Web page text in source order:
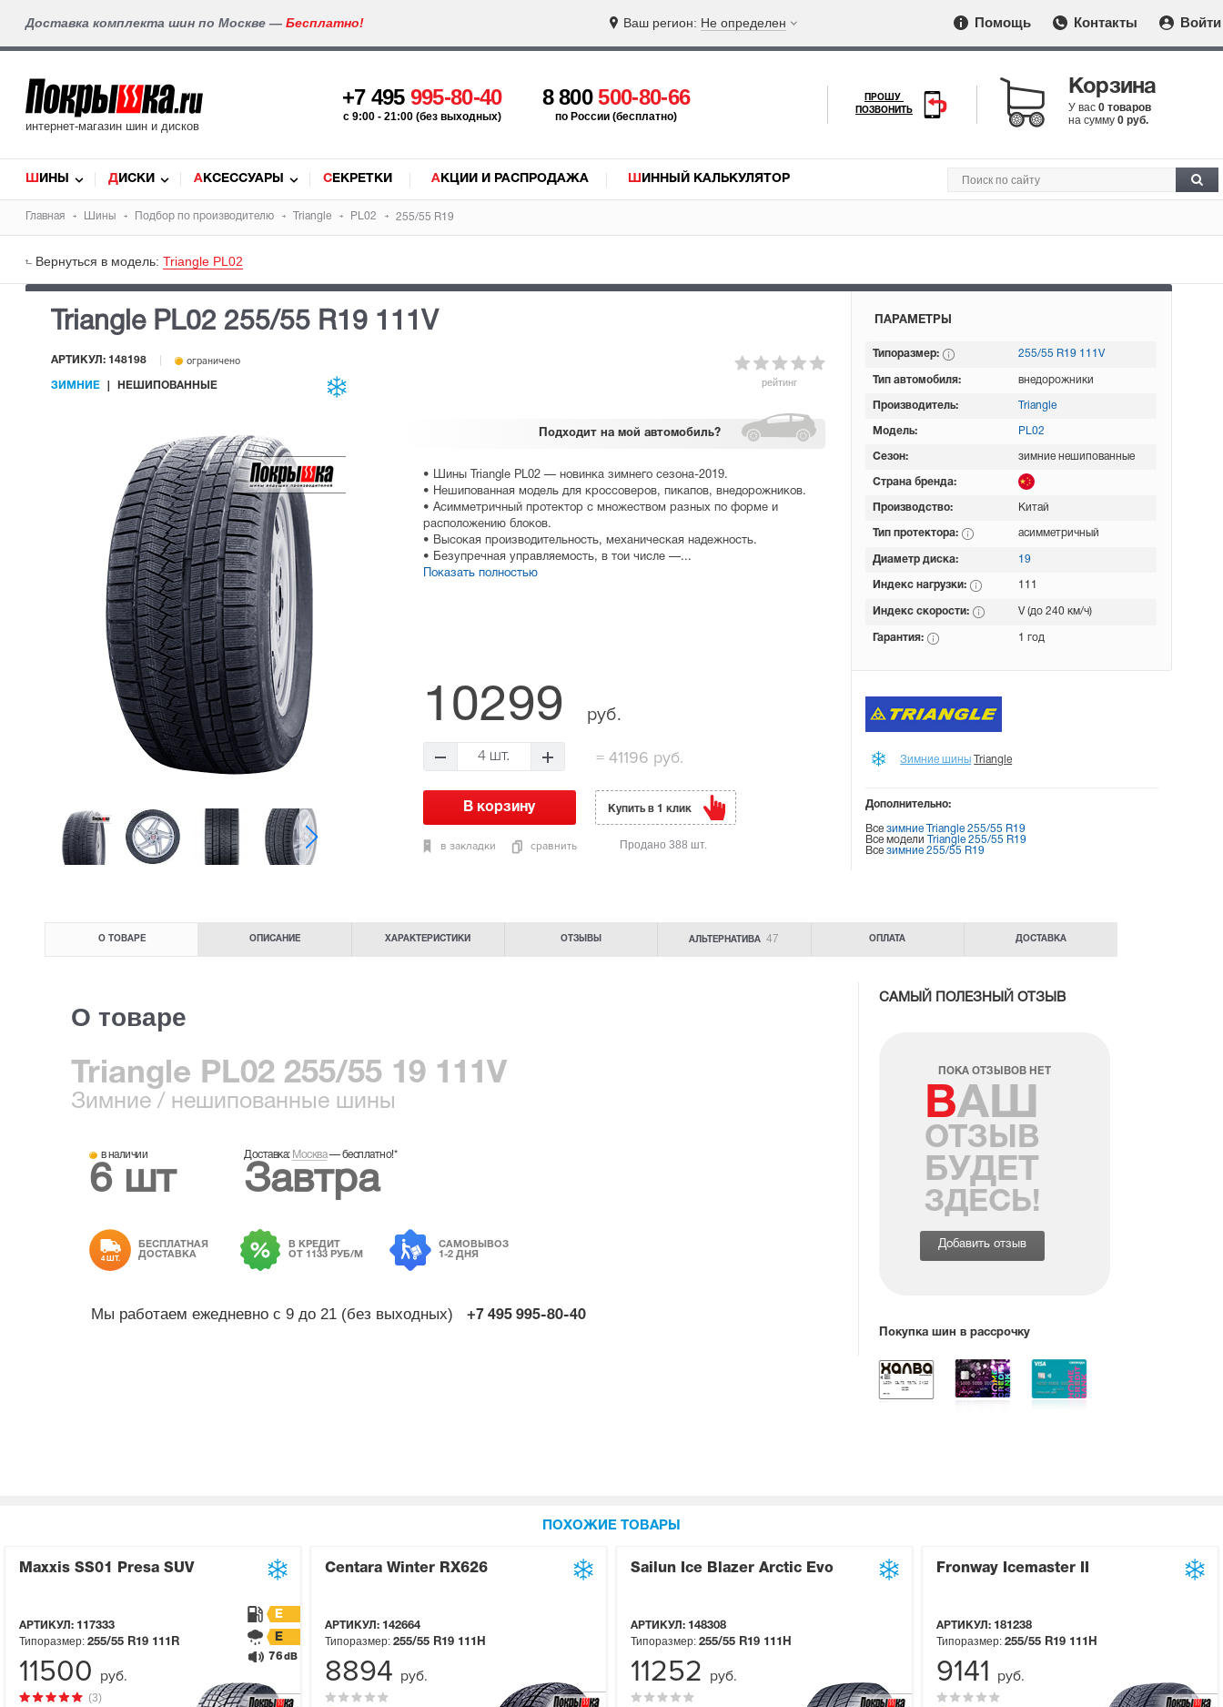
Доставка комплекта шин по Москве — Бесплатно! Ваш регион: Не определен Помощь Контакты Войти
интернет-магазин шин и дисков
+7 495 995-80-40
c 9:00 - 21:00 (без выходных)
8 800500-80-66
по России (бесплатно)
ПРОШУ
ПОЗВОНИТЬ
Корзина
У вас 0 товаров
на сумму 0 руб.
ШИНЫ ДИСКИ АКСЕССУАРЫ СЕКРЕТКИ АКЦИИ И РАСПРОДАЖА ШИННЫЙ КАЛЬКУЛЯТОР
Главная Шины Подбор по производителю Triangle PL02 255/55 R19
Вернуться в модель: Triangle PL02
Triangle PL02 255/55 R19 111V
рейтинг
АРТИКУЛ: 148198 ограничено
ЗИМНИЕ НЕШИПОВАННЫЕ
Подходит на мой автомобиль?
• Шины Triangle PL02 — новинка зимнего сезона-2019.
• Нешипованная модель для кроссоверов, пикапов, внедорожников.
• Асимметричный протектор с множеством разных по форме и
расположению блоков.
• Высокая производительность, механическая надежность.
• Безупречная управляемость, в тои числе —...
Показать полностью
10299 руб.
4 шт. =41196 руб.
в закладки сравнить
Купить в 1 клик
Продано 388 шт.
ПАРАМЕТРЫ
Типоразмер: 255/55 R19 111V
Тип автомобиля: внедорожники
Производитель: Triangle
Модель: PL02
Сезон: зимние нешипованные
Страна бренда:
Производство: Китай
Тип протектора: асимметричный
Диаметр диска: 19
Индекс нагрузки: 111
Индекс скорости: V (до 240 км/ч)
Гарантия: 1 год
Зимние шины Triangle
Дополнительно:
Всезимние Triangle 255/55 R19
Все модели
Triangle 255/55 R19
Всезимние 255/55 R19
О ТОВАРЕ ОПИСАНИЕ ХАРАКТЕРИСТИКИ ОТЗЫВЫ АЛЬТЕРНАТИВА 47 ОПЛАТА ДОСТАВКА
О товаре
Triangle PL02 255/55 19 111V
Зимние / нешипованные шины
в наличии
6 шт
Доставка: Москва—бесплатно!*
Завтра
4 ШТ.
БЕСПЛАТНАЯ
ДОСТАВКА
В КРЕДИТ
ОТ 1133 РУБ/М
САМОВЫВОЗ
1-2 ДНЯ
Мы работаем ежедневно с 9 до 21 (без выходных) +7 495 995-80-40
САМЫЙ ПОЛЕЗНЫЙ ОТЗЫВ
ПОКА ОТЗЫВОВ НЕТ
ВАШ
ОТЗЫВ
БУДЕТ
ЗДЕСЬ!
Добавить отзыв
Покупка шин в рассрочку
ПОХОЖИЕ ТОВАРЫ
Maxxis SS01 Presa SUV
АРТИКУЛ: 117333
(3)
Типоразмер: 255/55 R19 111R
E
E
76 dB
11500 руб.
Centara Winter RX626
АРТИКУЛ: 142664
Типоразмер: 255/55 R19 111H
8894 руб.
Sailun Ice Blazer Arctic Evo
АРТИКУЛ: 148308
Типоразмер: 255/55 R19 111H
11252 руб.
Fronway Icemaster II
АРТИКУЛ: 181238
Типоразмер: 255/55 R19 111H
9141 руб.